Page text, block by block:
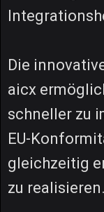
Die
aicx
schneller zu
EU-
gleichzeitig
zu realisieren.